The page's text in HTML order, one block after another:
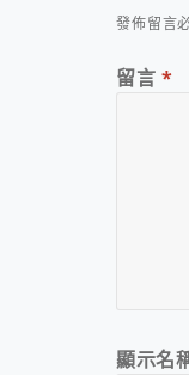
發佈留言
留言 *
顯示名